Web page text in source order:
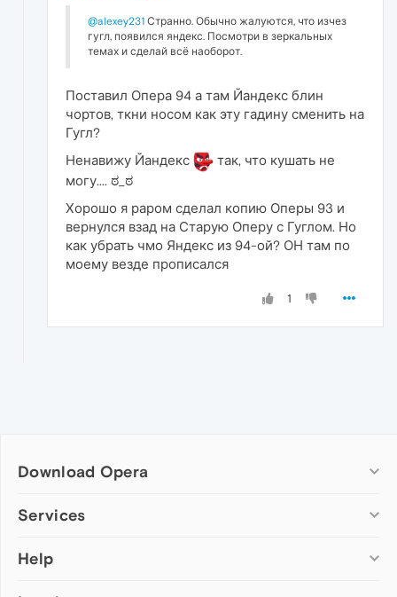
@alexey231 Странно. Обычно жалуются, что изчез
гугл, появился яндекс. Посмотри в зеркальных
темах и сделай всё наоборот.
Поставил Опера 94 а там Йандекс блин
чортов, ткни носом как эту гадину сменить на
Гугл?
Ненавижу Йандекс
так, что кушать не
могу.... ಠ_ಠ
Хорошо я раром сделал копию Оперы 93 и
вернулся взад на Старую Оперу с Гуглом. Но
как убрать чмо Яндекс из 94-ой? ОН там по
моему везде прописался
1
Download Opera
Computer browsers
Opera for Mac
Services
Add-ons
Help